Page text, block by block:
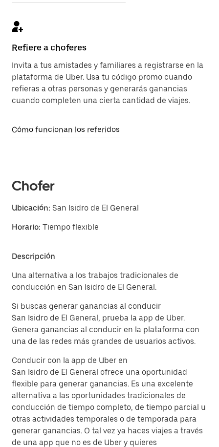
Refiere a choferes
Invita a tus amistades y familiares a registrarse en la
plataforma de Uber. Usa tu código promo cuando
refieras a otras personas y generarás ganancias
cuando completen una cierta cantidad de viajes.
Cómo funcionan los referidos
Chofer
Ubicación: San Isidro de El General
Horario: Tiempo flexible
Descripción
Una alternativa a los trabajos tradicionales de
conducción en San Isidro de El General.
Si buscas generar ganancias al conducir
San Isidro de El General, prueba la app de Uber.
Genera ganancias al conducir en la plataforma con
una de las redes más grandes de usuarios activos.
Conducir con la app de Uber en
San Isidro de El General ofrece una oportunidad
flexible para generar ganancias. Es una excelente
alternativa a las oportunidades tradicionales de
conducción de tiempo completo, de tiempo parcial u
otras actividades temporales o de temporada para
generar ganancias. O tal vez ya haces viajes a través
de una app que no es de Uber y quieres